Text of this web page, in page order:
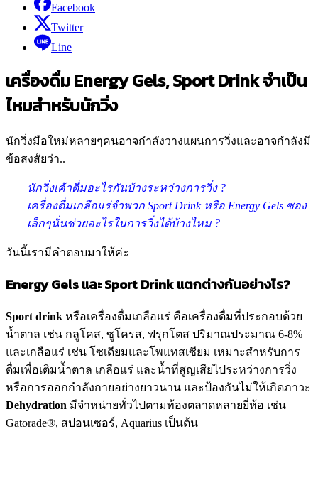
Facebook
Twitter
Line
เครื่องดื่ม Energy Gels, Sport Drink จำเป็น
ไหมสำหรับนักวิ่ง
นักวิ่งมือใหม่หลายๆคนอาจกำลังวางแผนการวิ่งและอาจกำลังมี
ข้อสงสัยว่า..
นักวิ่งเค้าดื่มอะไรกันบ้างระหว่างการวิ่ง ?
เครื่องดื่มเกลือแร่จำพวก Sport Drink หรือ Energy Gels ซอง
เล็กๆนั่นช่วยอะไรในการวิ่งได้บ้างไหม ?
วันนี้เรามีคำตอบมาให้ค่ะ
Energy GelsและSport Drinkแตกต่างกันอย่างไร?
Sport drink หรือเครื่องดื่มเกลือแร่ คือเครื่องดื่มที่ประกอบด้วย
น้ำตาล เช่น กลูโคส, ซูโครส, ฟรุกโตส ปริมาณประมาณ 6-8%
และเกลือแร่ เช่น โซเดียมและโพแทสเซียม เหมาะสำหรับการ
ดื่มเพื่อเติมน้ำตาล เกลือแร่ และน้ำที่สูญเสียไประหว่างการวิ่ง
หรือการออกกำลังกายอย่างยาวนาน และป้องกันไม่ให้เกิดภาวะ
Dehydration มีจำหน่ายทั่วไปตามท้องตลาดหลายยี่ห้อ เช่น
Gatorade®, สปอนเซอร์, Aquarius เป็นต้น